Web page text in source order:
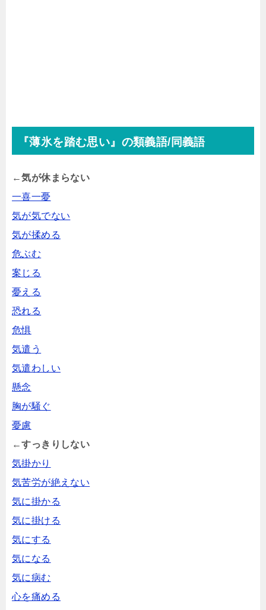
『薄氷を踏む思い』の類義語/同義語
←気が休まらない
一喜一憂
気が気でない
気が揉める
危ぶむ
案じる
憂える
恐れる
危惧
気遣う
気遣わしい
懸念
胸が騒ぐ
憂慮
←すっきりしない
気掛かり
気苦労が絶えない
気に掛かる
気に掛ける
気にする
気になる
気に病む
心を痛める